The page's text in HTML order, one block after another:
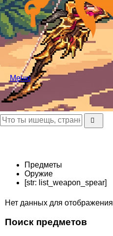
Меню
Предметы
Оружие
[str: list_weapon_spear]
Нет данных для отображения
Поиск предметов